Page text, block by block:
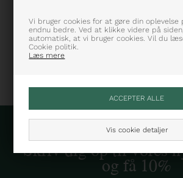
Vi bruger cookies for at gøre din oplevelse
endnu bedre. Ved at klikke videre på
automatisk, at vi bruger cookies. Vil du
Cookie politik.
Læs mere
Vis cookie detaljer
Skriv dig op til vores
og få 10%